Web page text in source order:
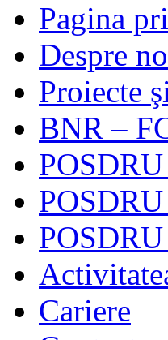
Pagina
Despre
Proiecte
BNR –
Cariere